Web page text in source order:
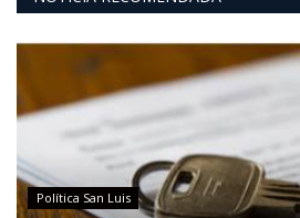
Política San Luis